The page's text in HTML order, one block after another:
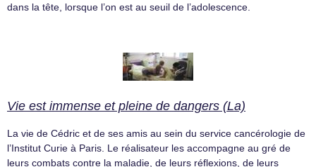
dans la tête, lorsque l’on est au seuil de l’adolescence.
Vie est immense et pleine de dangers (La)
La vie de Cédric et de ses amis au sein du service cancérologie de
l’Institut Curie à Paris. Le réalisateur les accompagne au gré de
leurs combats contre la maladie, de leurs réflexions, de leurs